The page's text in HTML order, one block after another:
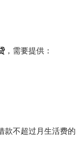
，需要提供：
款不超过月生活费的